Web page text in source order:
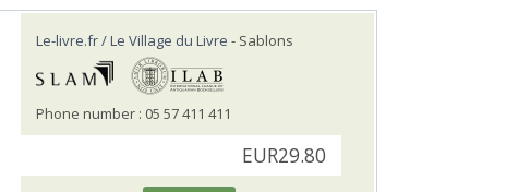
Le-livre.fr / Le Village du Livre - Sablons
Phone number : 05 57 411 411
EUR29.80